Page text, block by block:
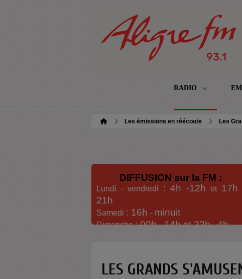
RADIO
Les émissions en réécoute Les
DIFFUSION sur la FM :
Lundi - vendredi : 4h -12h et 17h
21h
Samedi : 16h - minuit
Dimanche: 00h -14h et 22h-4h
LES GRANDS